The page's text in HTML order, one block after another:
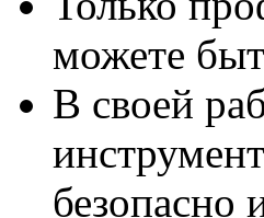
можете
В своей
безопасно